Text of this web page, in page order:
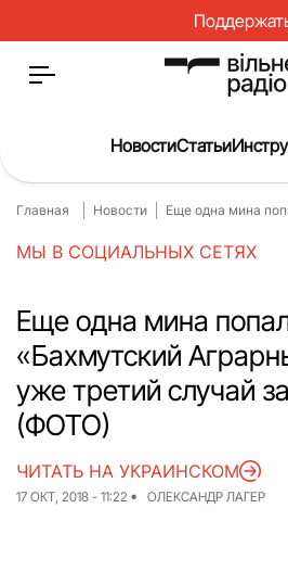
Главная
О нас
Спорт
Досье
Блог
Спецпроекты
НовостиСтатьи
Главная Новости Еще одна мина
МЫ В СОЦИАЛЬНЫХ СЕТЯХ
Еще одна мина
«Бахмутский
уже третий случай
(ФОТО)
17 ОКТ, 2018 - 11:22 ОЛЕКСАНДР ЛАГЕР
ЧИТАТЬ НА УКРАИНСКОМ